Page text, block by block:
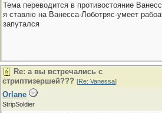
Тема переводится в противостояние
я ставлю на Ванесса-Лоботряс-умеет
запутался
Re: а вы встречались с
стриптизершей??? [Re: Vanessa]
Orlane
StripSoldier